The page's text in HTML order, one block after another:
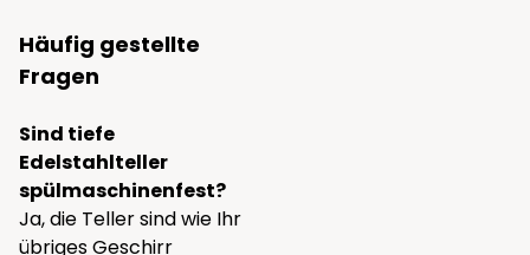
Häufig gestellte
Fragen
Sind tiefe
Edelstahlteller
spülmaschinenfest?
Ja, die Teller sind wie Ihr
übriges Geschirr